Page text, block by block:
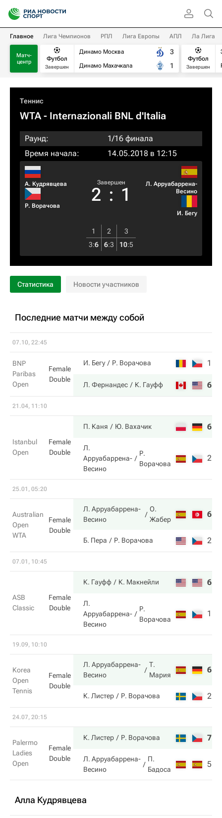
Главное Лига Чемпионов РПЛ Лига Европы АПЛ Ла Лига
Матч-
центр
Футбол
Завершен
Динамо Москва
Динамо Махачкала
3
1
Футбол
Завершен
Теннис
WTA- Internazionali BNL d'Italia
Раунд:
1/16 финала
Время начала:
14.05.2018 в 12:15
А. Кудрявцева
Р. Ворачова
Завершен
2 : 1
Л. Арруабаррена-
Весино
И. Бегу
1 2
3
3:6 6:3 10:5
Статистика Новости участников
Последние матчи между собой
07.10, 22:45
BNP
Paribas
Open
Female
Double
И. Бегу Р. Ворачова 1
Л. Фернандес К. Гауфф 6
21.04, 11:10
Istanbul
Open
Female
Double
П. Каня Ю. Вахачик 6
Л.
Арруабаррена-
Весино
Р.
Ворачова
2
25.01, 05:20
Australian
Open
WTA
Female
Double
Л. Арруабаррена-
Весино
О.
Жабер
6
Б. Пера Р. Ворачова 2
07.01, 10:45
ASB
Classic
Female
Double
К. Гауфф К. Макнейли 6
Л.
Арруабаррена-
Весино
Р.
Ворачова
1
19.09, 10:10
Korea
Open
Tennis
Female
Double
Л. Арруабаррена-
Весино
Т.
Мария
6
К. Листер Р. Ворачова 2
24.07, 20:15
Palermo
Ladies
Open
Female
Double
К. Листер Р. Ворачова 7
Л. Арруабаррена-
Весино
П.
Бадоса
5
Алла Кудрявцева